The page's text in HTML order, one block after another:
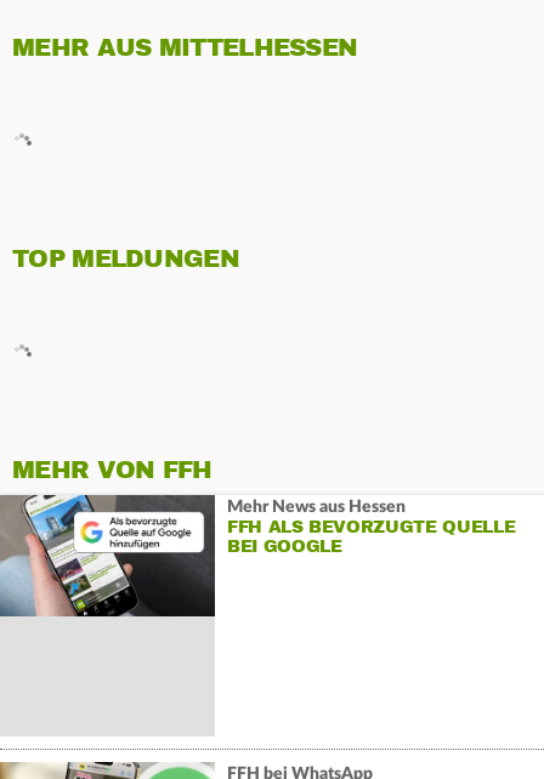
MEHR AUS MITTELHESSEN
TOP MELDUNGEN
MEHR VON FFH
Mehr News aus Hessen
FFH ALS BEVORZUGTE QUELLE
BEI GOOGLE
FFH bei WhatsApp